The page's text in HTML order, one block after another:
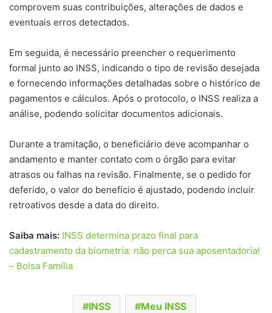
comprovem suas contribuições, alterações de dados e
eventuais erros detectados.
Em seguida, é necessário preencher o requerimento
formal junto ao INSS, indicando o tipo de revisão desejada
e fornecendo informações detalhadas sobre o histórico de
pagamentos e cálculos. Após o protocolo, o INSS realiza a
análise, podendo solicitar documentos adicionais.
Durante a tramitação, o beneficiário deve acompanhar o
andamento e manter contato com o órgão para evitar
atrasos ou falhas na revisão. Finalmente, se o pedido for
deferido, o valor do benefício é ajustado, podendo incluir
retroativos desde a data do direito.
Saiba mais: INSS determina prazo final para
cadastramento da biometria: não perca sua aposentadoria!
– Bolsa Família
INSS Meu INSS